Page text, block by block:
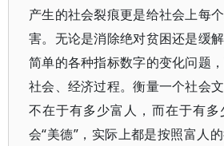
产生的社会裂痕更是给社会上每
害。无论是消除绝对贫困还是缓
简单的各种指标数字的变化问题，
社会、经济过程。衡量一个社会
不在于有多少富人，而在于有
会“美德”，实际上都是按照富人